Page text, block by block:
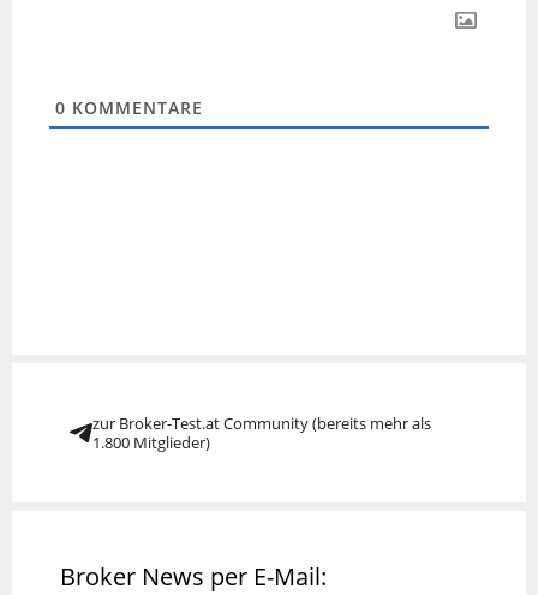
0 KOMMENTARE
zur Broker-Test.at Community (bereits mehr als
1.800 Mitglieder)
Broker News per E-Mail: